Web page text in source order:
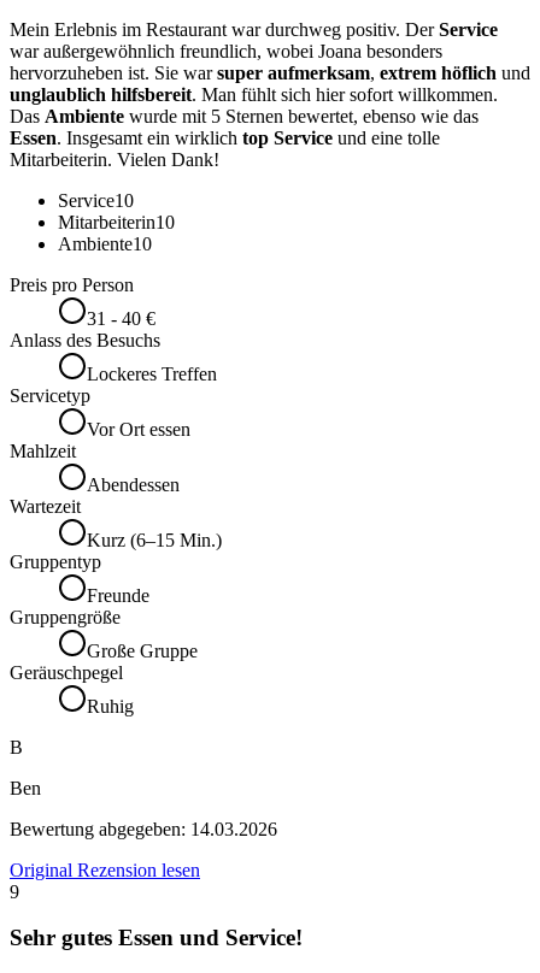
Mein Erlebnis im Restaurant war durchweg positiv. DerService
war außergewöhnlich freundlich, wobei Joana besonders
hervorzuheben ist. Sie warsuper aufmerksam, extrem höflich und
unglaublich hilfsbereit. Man fühlt sich hier sofort willkommen.
Das Ambiente wurde mit 5 Sternen bewertet, ebenso wie das
Essen. Insgesamt ein wirklich top Service und eine tolle
Mitarbeiterin. Vielen Dank!
Service10
Mitarbeiterin10
Ambiente10
Preis pro Person
31 - 40 €
Anlass des Besuchs
Lockeres Treffen
Servicetyp
Vor Ort essen
Mahlzeit
Abendessen
Wartezeit
Kurz (6–15 Min.)
Gruppentyp
Freunde
Gruppengröße
Große Gruppe
Geräuschpegel
Ruhig
B
Ben
Bewertung abgegeben: 14.03.2026
Original Rezension lesen
9
Sehr gutes Essen und Service!